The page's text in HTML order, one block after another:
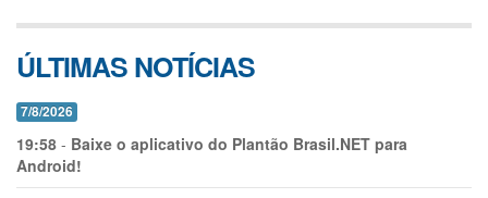
ÚLTIMAS NOTÍCIAS
7/8/2026
19:58 - Baixe o aplicativo do Plantão Brasil.NET para
Android!